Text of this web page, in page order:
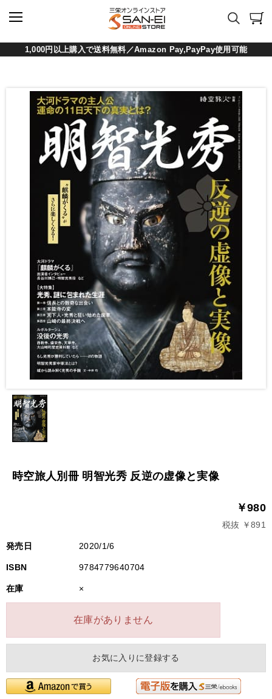
1,000円以上購入で送料無料／Amazon Pay,PayPay使用可能
時空旅人別冊 明智光秀 反逆の虚像と実像
￥980
税抜 ￥891
発売日 2020/1/6
ISBN 9784779640704
在庫 ×
在庫がありません
お気に入りに登録する